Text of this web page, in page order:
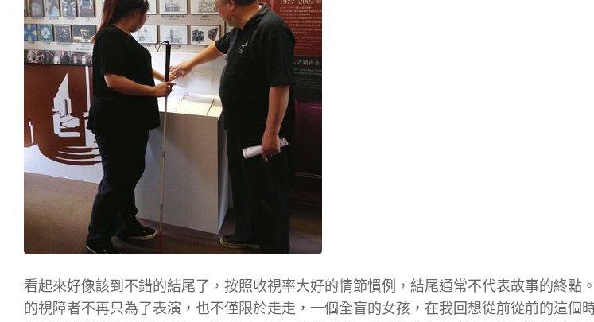
看起來好像該到不錯的結尾了，按照收視率大好的情節慣例，結尾通常不代表故事的終點
的視障者不再只為了表演，也不僅限於走走，一個全盲的女孩，在我回想從前從前的這個